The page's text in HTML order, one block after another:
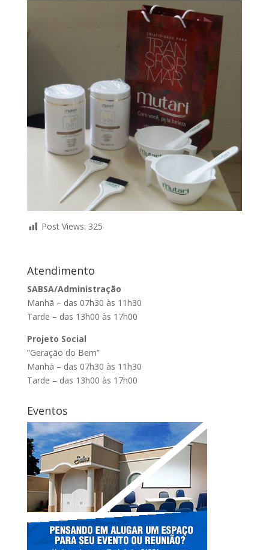
Post Views: 325
Atendimento
SABSA/Administração
Manhã – das 07h30 às 11h30
Tarde – das 13h00 às 17h00
Projeto Social
“Geração do Bem”
Manhã – das 07h30 às 11h30
Tarde – das 13h00 às 17h00
Eventos